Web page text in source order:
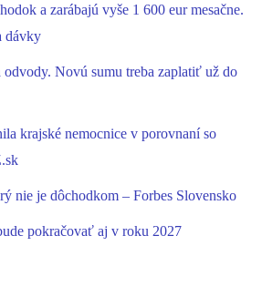
a zarábajú vyše 1 600 eur mesačne.
dávky
Novú sumu treba zaplatiť už do
krajské nemocnice v porovnaní so
nie je dôchodkom – Forbes Slovensko
pokračovať aj v roku 2027